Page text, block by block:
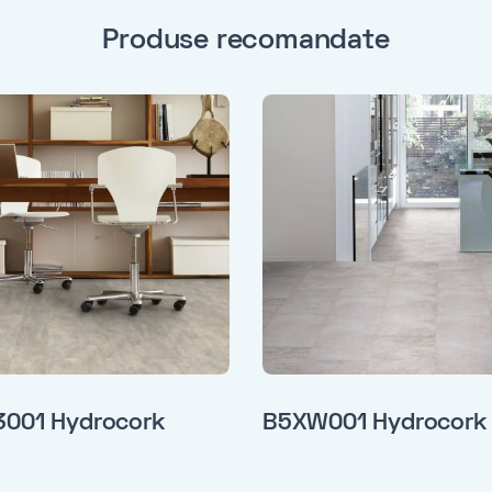
Produse recomandate
Hydrocork B5XW001 Hydrocork